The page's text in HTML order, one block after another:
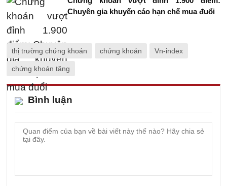
Chuyên gia khuyến cáo hạn chế mua đuổi
thị trường chứng khoán chứng khoán Vn-index
chứng khoán tăng
Bình luận